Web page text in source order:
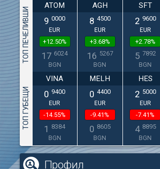
ТОП ПЕЧЕЛИВШИ
ATOM
9 0000
EUR
+12.50%
17 6024
BGN
AGH
8 4500
EUR
+3.68%
16 5267
BGN
SFT
2 9600
EUR
+2.78%
5 7892
BGN
ТОП ГУБЕЩИ
VINA
0 9400
EUR
-14.55%
1 8384
BGN
MELH
0 4400
EUR
-9.41%
0 8605
BGN
HES
2 5000
EUR
-7.41%
4 8895
BGN
Профил